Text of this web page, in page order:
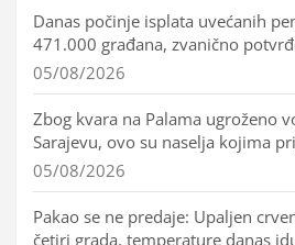
Danas počinje isplata uvećanih
471.000 građana, zvanično
05/08/2026
Zbog kvara na Palama ugroženo
Sarajevu, ovo su naselja kojima
05/08/2026
Pakao se ne predaje: Upaljen
četiri grada, temperature danas